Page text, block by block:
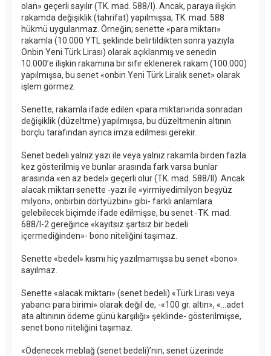
olan» geçerli sayılır (TK. mad. 588/I). Ancak, paraya ilişkin
rakamda değişiklik (tahrifat) yapılmışsa, TK. mad. 588
hükmü uygulanmaz. Örneğin; senette «para miktarı»
rakamla (10.000 YTL şeklinde belirtildikten sonra yazıyla
Onbin Yeni Türk Lirası) olarak açıklanmış ve senedin
10.000’e ilişkin rakamına bir sıfır eklenerek rakam (100.000)
yapılmışsa, bu senet «onbin Yeni Türk Liralık senet» olarak
işlem görmez.
Senette, rakamla ifade edilen «para miktarı»nda sonradan
değişiklik (düzeltme) yapılmışsa, bu düzeltmenin altının
borçlu tarafından ayrıca imza edilmesi gerekir.
Senet bedeli yalnız yazı ile veya yalnız rakamla birden fazla
kez gösterilmiş ve bunlar arasında fark varsa bunlar
arasında «en az bedel» geçerli olur (TK. mad. 588/II). Ancak
alacak miktarı senette -yazı ile «yirmiyedimilyon beşyüz
milyon», onbirbin dörtyüzbin» gibi- farklı anlamlara
gelebilecek biçimde ifade edilmişse, bu senet -TK. mad.
688/I-2 gereğince «kayıtsız şartsız bir bedeli
içermediğinden»- bono niteliğini taşımaz.
Senette «bedel» kısmı hiç yazılmamışsa bu senet «bono»
sayılmaz.
Senette «alacak miktarı» (senet bedeli) «Türk Lirası veya
yabancı para birimi» olarak değil de, -«100 gr. altın», «...adet
ata altınının ödeme günü karşılığı» şeklinde- gösterilmişse,
senet bono niteliğini taşımaz.
«Ödenecek meblağ (senet bedeli)’nin, senet üzerinde